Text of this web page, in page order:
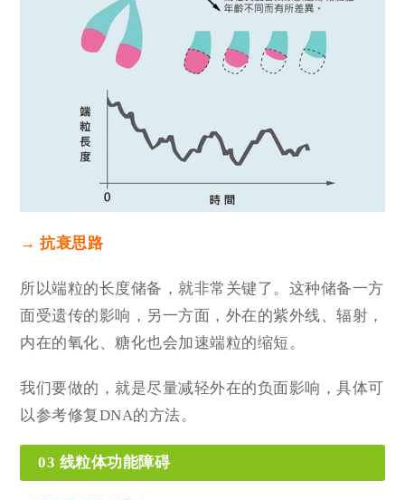
→ 抗衰思路
所以端粒的长度储备，就非常关键了。 这种储备一方
面受遗传的影响，另一方面， 外在的紫外线、辐射，
内在的氧化、糖化也会加速端粒的缩短。
我们要做的，就是尽量减轻外在的负面影响，具体可
以参考修复DNA的方法。
03 线粒体功能障碍